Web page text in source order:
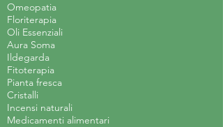
Omeopatia
Floriterapia
Oli Essenziali
Aura Soma
Ildegarda
Fitoterapia
Pianta fresca
Cristalli
Incensi naturali
Medicamenti alimentari